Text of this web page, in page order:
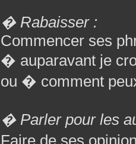
� Rabaisser :
Commencer ses
� auparavant je
ou � comment
� Parler pour les
Faire de ses